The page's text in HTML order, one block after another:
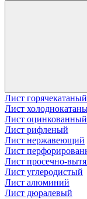
Лист горячекатаный
Лист
Лист оцинкованный
Лист рифленый
Лист нержавеющий
Лист
Лист просечно-
Лист углеродистый
Лист алюминий
Лист дюралевый